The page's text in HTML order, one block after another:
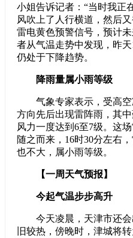
小姐告诉记者：“当时我正
风吹上了人行横道，然后
雷电黄色预警信号，预计
者从气温走势中发现，昨
仍处于下降趋势。
降雨量属小雨等级
气象专家表示，受高空
方向先后出现雷阵雨，其
风力一度达到6至7级。这
随之而来，16时30分左右
也不大，属小雨等级。
【一周天气预报】
今起气温步步高升
今天凌晨，天津市还会
旧较热，傍晚时，津城将